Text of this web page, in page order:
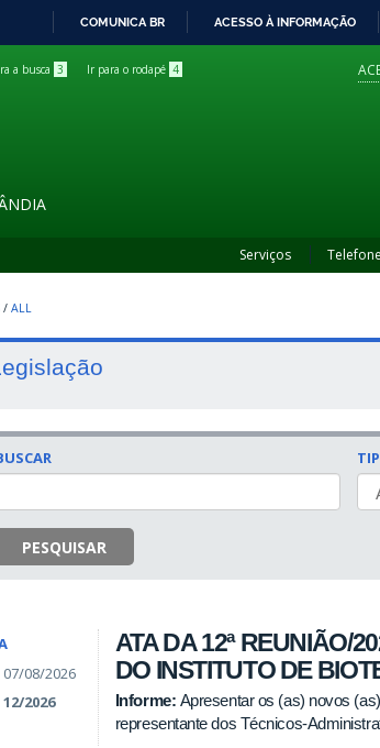
COMUNICA BR ACESSO À INFORMAÇÃO
a busca 3 Ir para o rodapé 4
Serviços
/ ALL
PESQUISAR
07/08/2026
12/2026
ATA DA 12ª REUNIÃO/
DO INSTITUTO DE
Informe: Apresentar os (as) novos
representante dos Técnicos-